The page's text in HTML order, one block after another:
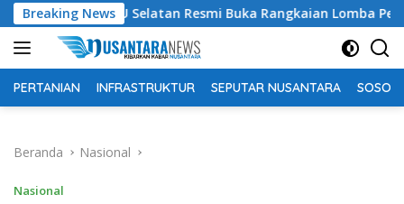
Langsung
ke
konten
Breaking News
OKU Selatan Resmi Buka Rangkaian Lomba Peringatan HUT
PERTANIAN INFRASTRUKTUR SEPUTAR NUSANTARA SOSOK
Beranda Nasional
Nasional